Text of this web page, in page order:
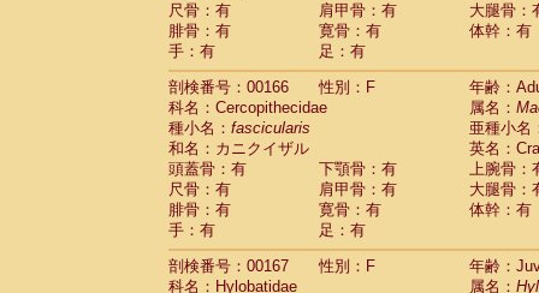
尺骨：有
肩甲骨：有
大腿骨：
腓骨：有
寛骨：有
体幹：有
手：有
足：有
剖検番号：00166
性別：F
年齢：
科名：Cercopithecidae
属名：
種小名： fascicularis
亜種小名
和名：カニクイザル
英名：
頭蓋骨：有
下顎骨：有
上腕骨：
尺骨：有
肩甲骨：有
大腿骨：
腓骨：有
寛骨：有
体幹：有
手：有
足：有
剖検番号：00167
性別：F
年齢：
科名：Hylobatidae
属名：